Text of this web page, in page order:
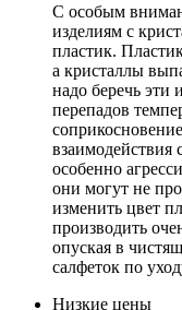
С особым
изделиям с
пластик.
а кристаллы
надо беречь эти
перепадов
взаимодействия
особенно
они могут не
изменить цвет
производить
опуская в
салфеток по
Низкие цены